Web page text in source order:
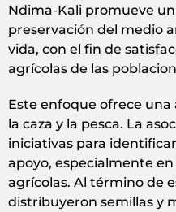
Ndima-Kali promueve
preservación del medio
vida, con el fin de
agrícolas de las
Este enfoque ofrece
la caza y la pesca. La
iniciativas para
apoyo, especialmente
agrícolas. Al término de
distribuyeron semillas y